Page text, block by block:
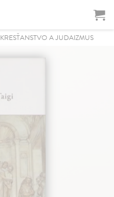
KRESŤANSTVO A JUDAIZMUS